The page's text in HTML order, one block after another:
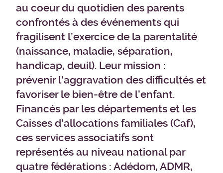
au coeur du quotidien des parents
confrontés à des événements qui
fragilisent l’exercice de la parentalité
(naissance, maladie, séparation,
handicap, deuil). Leur mission :
prévenir l’aggravation des difficultés et
favoriser le bien-être de l’enfant.
Financés par les départements et les
Caisses d’allocations familiales (Caf),
ces services associatifs sont
représentés au niveau national par
quatre fédérations : Adédom, ADMR,